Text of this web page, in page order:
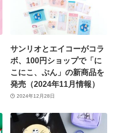
サンリオとエイコーがコラ
ボ、100円ショップで「に
こにこ、ぷん」の新商品を
発売（2024年11月情報）
2024年12月28日